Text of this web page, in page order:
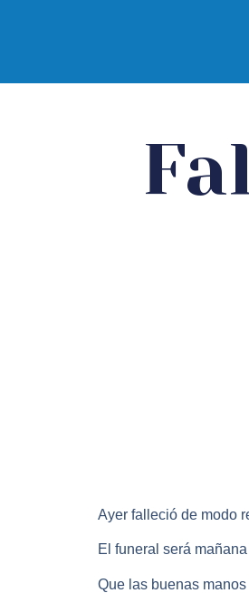
Ayer falleció de modo
El funeral será
Que las buenas